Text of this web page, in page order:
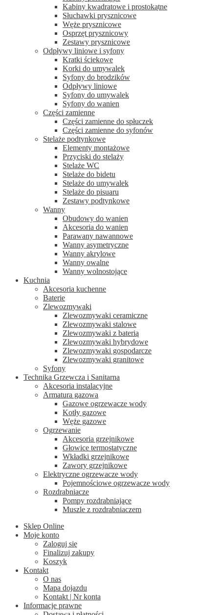
Kabiny kwadratowe i prostokątne
Słuchawki prysznicowe
Węże prysznicowe
Osprzęt prysznicowy
Zestawy prysznicowe
Odpływy liniowe i syfony
Kratki ściekowe
Korki do umywalek
Syfony do brodzików
Odpływy liniowe
Syfony do umywalek
Syfony do wanien
Części zamienne
Części zamienne do spłuczek
Części zamienne do syfonów
Stelaże podtynkowe
Elementy montażowe
Przyciski do stelaży
Stelaże WC
Stelaże do bidetu
Stelaże do umywalek
Stelaże do pisuaru
Zestawy podtynkowe
Wanny
Obudowy do wanien
Akcesoria do wanien
Parawany nawannowe
Wanny asymetryczne
Wanny akrylowe
Wanny owalne
Wanny wolnostojące
Kuchnia
Akcesoria kuchenne
Baterie
Zlewozmywaki
Zlewozmywaki ceramiczne
Zlewozmywaki stalowe
Zlewozmywaki z baterią
Zlewozmywaki hybrydowe
Zlewozmywaki gospodarcze
Zlewozmywaki granitowe
Syfony
Technika Grzewcza i Sanitarna
Akcesoria instalacyjne
Armatura gazowa
Gazowe ogrzewacze wody
Kotły gazowe
Węże gazowe
Ogrzewanie
Akcesoria grzejnikowe
Głowice termostatyczne
Wkładki grzejnikowe
Zawory grzejnikowe
Elektryczne ogrzewacze wody
Pojemnościowe ogrzewacze wody
Rozdrabniacze
Pompy rozdrabniające
Muszle z rozdrabniaczem
Sklep Online
Moje konto
Zaloguj się
Finalizuj zakupy
Koszyk
Kontakt
O nas
Mapa dojazdu
Kontakt | Nr konta
Informacje prawne